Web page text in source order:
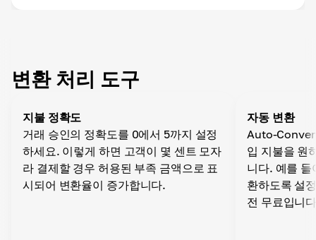
출금할 때 자동으로 환전되도록 설정하세요.
개인 계정 설정에서 기간, 통화, 네트워크를 지정하여
모든 지갑으로 자동 인출을 설정할 수 있습니다.
변환 처리 도구
지불 정확도
거래 승인의 정확도를 0에서 5까지 설정
하세요. 이렇게 하면 고객이 몇 센트 모자
라 결제할 경우 허용된 부족 금액으로 표
시되어 변환율이 증가합니다.
자동 변환
Auto-
입 지불을 원
니다. 예를 들
환하도록 설
전 무료입니